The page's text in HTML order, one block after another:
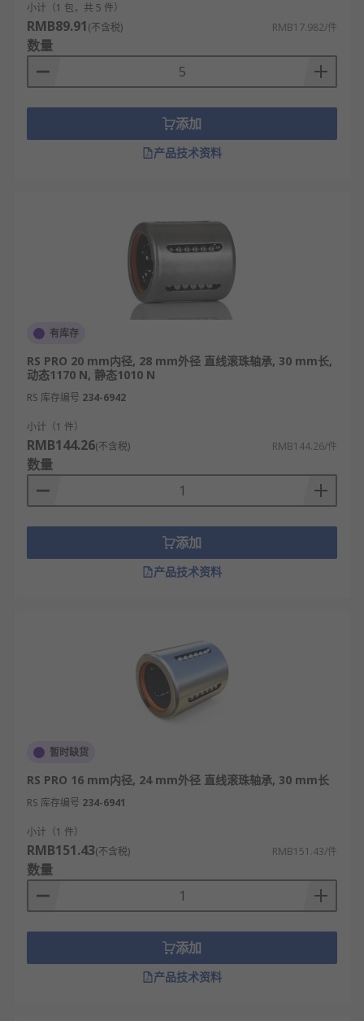
小计（1 包，共 5 件）
RMB89.91(不含税) RMB17.982/件
数量
添加
产品技术资料
有库存
RS PRO 20 mm内径, 28 mm外径 直线滚珠轴承, 30 mm长,
动态1170 N, 静态1010 N
RS 库存编号 234-6942
小计（1 件）
RMB144.26(不含税) RMB144.26/件
数量
添加
产品技术资料
暂时缺货
RS PRO 16 mm内径, 24 mm外径 直线滚珠轴承, 30 mm长
RS 库存编号 234-6941
小计（1 件）
RMB151.43(不含税) RMB151.43/件
数量
添加
产品技术资料